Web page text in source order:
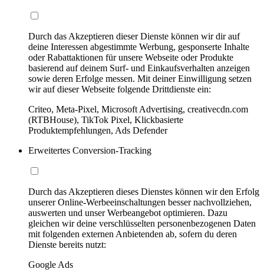
Durch das Akzeptieren dieser Dienste können wir dir auf
deine Interessen abgestimmte Werbung, gesponserte Inhalte
oder Rabattaktionen für unsere Webseite oder Produkte
basierend auf deinem Surf- und Einkaufsverhalten anzeigen
sowie deren Erfolge messen. Mit deiner Einwilligung setzen
wir auf dieser Webseite folgende Drittdienste ein:
Criteo, Meta-Pixel, Microsoft Advertising, creativecdn.com
(RTBHouse), TikTok Pixel, Klickbasierte
Produktempfehlungen, Ads Defender
Erweitertes Conversion-Tracking
Durch das Akzeptieren dieses Dienstes können wir den Erfolg
unserer Online-Werbeeinschaltungen besser nachvollziehen,
auswerten und unser Werbeangebot optimieren. Dazu
gleichen wir deine verschlüsselten personenbezogenen Daten
mit folgenden externen Anbietenden ab, sofern du deren
Dienste bereits nutzt:
Google Ads